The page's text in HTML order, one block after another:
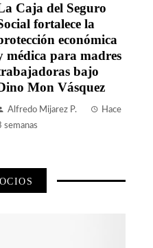
Caja del Seguro
fortalece la
económica
médica para madres
bajo
Mon Vásquez
Alfredo Mijarez P.
Hace
semanas